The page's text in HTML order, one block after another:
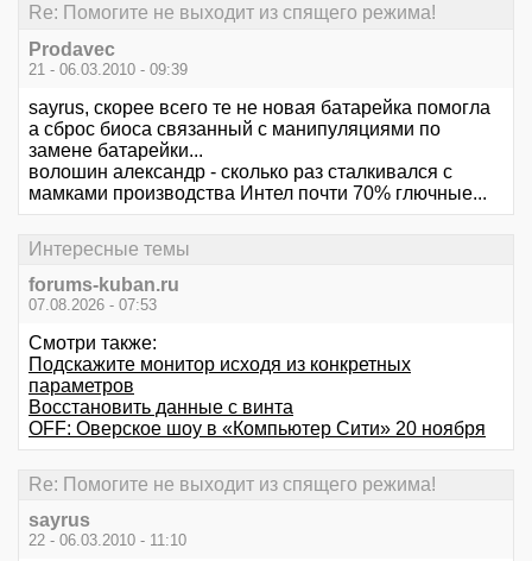
Re: Помогите не выходит из спящего режима!
Prodavec
21 - 06.03.2010 - 09:39
sayrus, скорее всего те не новая батарейка помогла
а сброс биоса связанный с манипуляциями по
замене батарейки...
волошин александр - сколько раз сталкивался с
мамками производства Интел почти 70% глючные...
Интересные темы
forums-kuban.ru
07.08.2026 - 07:53
Смотри также:
Подскажите монитор исходя из конкретных
параметров
Восстановить данные с винта
OFF: Оверское шоу в «Компьютер Сити» 20 ноября
Re: Помогите не выходит из спящего режима!
sayrus
22 - 06.03.2010 - 11:10